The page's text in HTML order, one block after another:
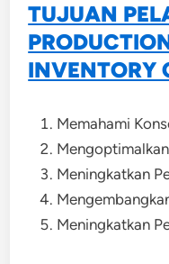
TUJUAN
INVENTORY
Memahami
Meningkatkan
Meningkatkan